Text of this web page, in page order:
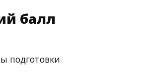
балл
подготовки